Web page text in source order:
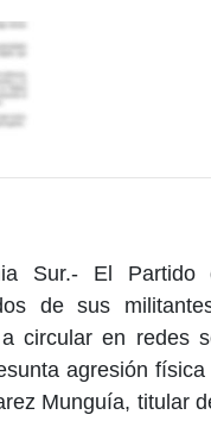
Sur.- El Partido
de sus
circular en redes
agresión
Munguía, titular